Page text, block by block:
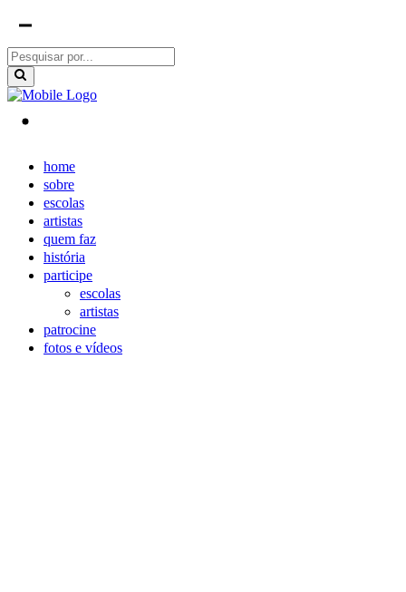
home
sobre
escolas
artistas
quem faz
história
participe
escolas
artistas
patrocine
fotos e vídeos